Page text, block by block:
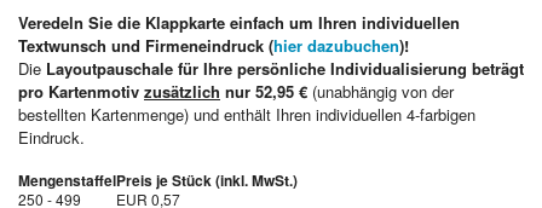
Veredeln Sie die Klappkarte einfach um Ihren individuellen
Textwunsch und Firmeneindruck (hier dazubuchen)!
Die Layoutpauschale für Ihre persönliche Individualisierung beträgt
pro Kartenmotiv zusätzlich nur 52,95 € (unabhängig von der
bestellten Kartenmenge) und enthält Ihren individuellen 4-farbigen
Eindruck.
MengenstaffelPreis je Stück (inkl. MwSt.)
250 - 499
EUR 0,57